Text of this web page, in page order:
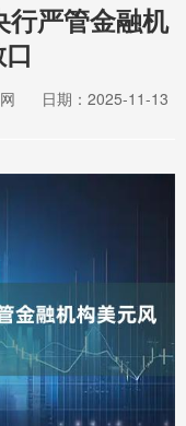
行严管金融机
日期：2025-11-13